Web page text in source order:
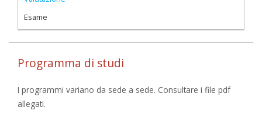
Esame
Programma di studi
I programmi variano da sede a sede. Consultare i file pdf
allegati.